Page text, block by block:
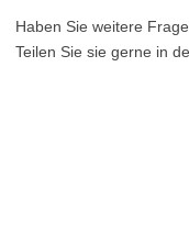
Haben Sie weitere
Teilen Sie sie gerne in